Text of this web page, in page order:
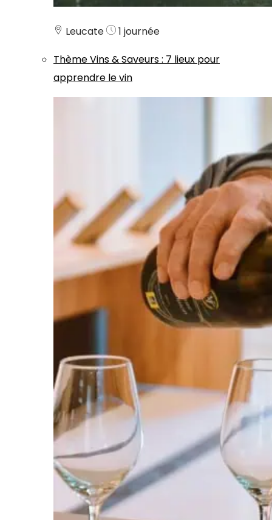
Leucate
1 journée
ThèmeVins & Saveurs: 7 lieux pour
apprendre le vin